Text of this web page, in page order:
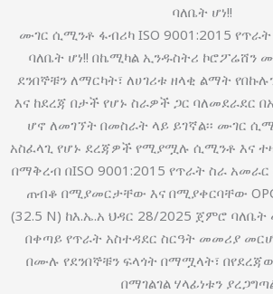
ባለቤት ሆነ!!
ሙገር ሲሚንቶ ፋብሪካ ISO 9001:2015
ባለቤት ሆነ!! በኬሚካል ኢንዱስትሪ ኮሮፖሬሸን
ደንበኞቹን ለማርካት፣ ለሀገሪቱ ዘላቂ ልማት
እና ከደረጃ በታች የሆኑ ስራዎች ጋር ባለመደራደር
ሆኖ ለመገኘት በመስራት ላይ ይገኛል፡፡ ሙገር
አስፈላጊ የሆኑ ደረጃዎች የሚያሟሉ ሲሚንቶ እና
በማቅረብ በISO 9001:2015 የጥራት ስራ
ጠብቆ በሚያመርታቸው እና በሚያቀርባቸው OPC
(32.5 N) ከእ.ኤ.አ ህዳር 28/2025 ጀምሮ
በቀጣይ የጥራት አስተዳደር ስርዓት መመሪያ
በሙሉ የደንበኞቹን ፍላጎት በማሟላት፣
በማገልገል ሃላፊነቱን